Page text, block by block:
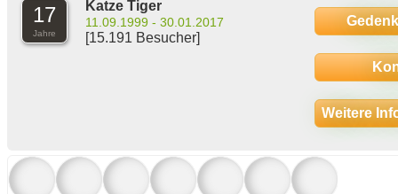
17
Jahre
Katze Tiger
11.09.1999 - 30.01.2017
[15.191 Besucher]
Weitere